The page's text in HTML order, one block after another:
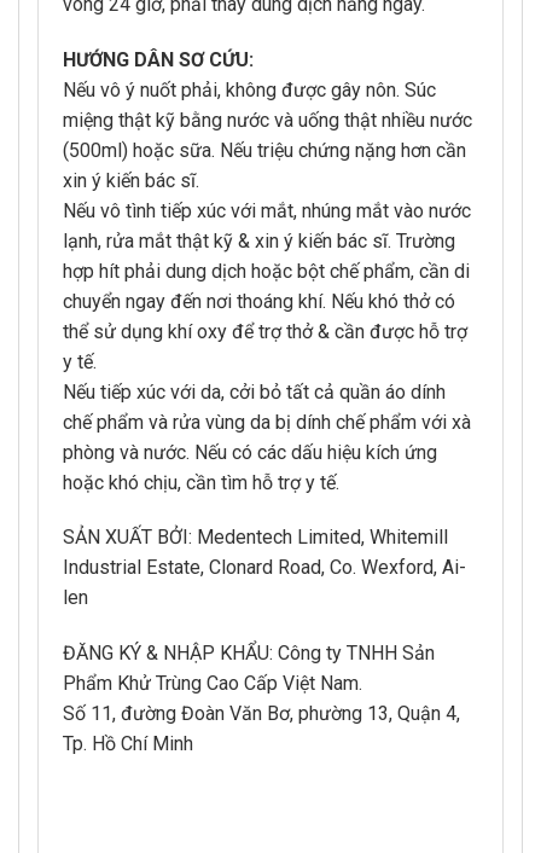
HƯỚNG DÂN SƠ CỨU:
Nếu vô ý nuốt phải, không được gây nôn. Súc
miệng thật kỹ bằng nước và uống thật nhiều nước
(500ml) hoặc sữa. Nếu triệu chứng nặng hơn cần
xin ý kiến bác sĩ.
Nếu vô tình tiếp xúc với mắt, nhúng mắt vào nước
lạnh, rửa mắt thật kỹ & xin ý kiến bác sĩ. Trường
hợp hít phải dung dịch hoặc bột chế phẩm, cần di
chuyển ngay đến nơi thoáng khí. Nếu khó thở có
thể sử dụng khí oxy để trợ thở & cần được hỗ trợ
y tế.
Nếu tiếp xúc với da, cởi bỏ tất cả quần áo dính
chế phẩm và rửa vùng da bị dính chế phẩm với xà
phòng và nước. Nếu có các dấu hiệu kích ứng
hoặc khó chịu, cần tìm hỗ trợ y tế.
SẢN XUẤT BỞI: Medentech Limited, Whitemill
Industrial Estate, Clonard Road, Co. Wexford, Ai-
len
ĐĂNG KÝ & NHẬP KHẨU: Công ty TNHH Sản
Phẩm Khử Trùng Cao Cấp Việt Nam.
Số 11, đường Đoàn Văn Bơ, phường 13, Quận 4,
Tp. Hồ Chí Minh